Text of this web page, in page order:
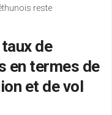
reste
de
en termes de
et de vol